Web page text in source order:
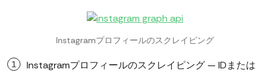
Instagramプロフィールのスクレイピング
Instagramプロフィールのスクレイピング — IDまたは